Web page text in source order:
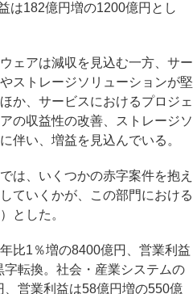
は182億円増の1200億円とし
ェアは減収を見込む一方、サー
ストレージソリューションが堅
か、サービスにおけるプロジェ
の収益性の改善、ストレージソ
伴い、増益を見込んでいる。
は、いくつかの赤字案件を抱え
ていくかが、この部門における
とした。
比1％増の8400億円、営業利益
転換。社会・産業システムの
営業利益は58億円増の550億